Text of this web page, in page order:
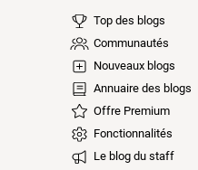
Top des blogs
Communautés
Nouveaux blogs
Annuaire des blogs
Offre Premium
Fonctionnalités
Le blog du staff